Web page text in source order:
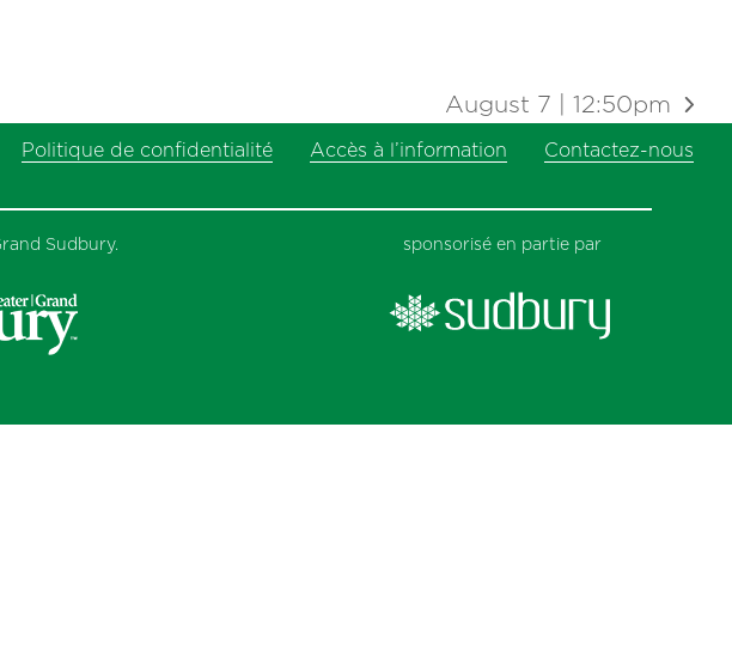
next
post:
August 7 | 12:50pm
Politique de confidentialité Accès à l’information Contactez-nous
Sudbury. sponsorisé en partie par